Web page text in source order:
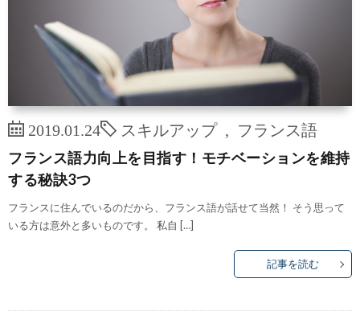
2019.01.24 スキルアップ, フランス語
フランス語力向上を目指す！モチベーションを維持
する秘訣3つ
フランスに住んでいるのだから、フランス語が話せて当然！ そう思って
いる方は意外と多いものです。 私自 […]
記事を読む